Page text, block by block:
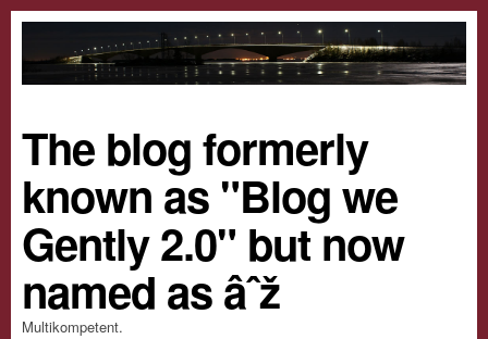
The blog formerly
known as "Blog we
Gently 2.0" but now
named as âˆž
Multikompetent.